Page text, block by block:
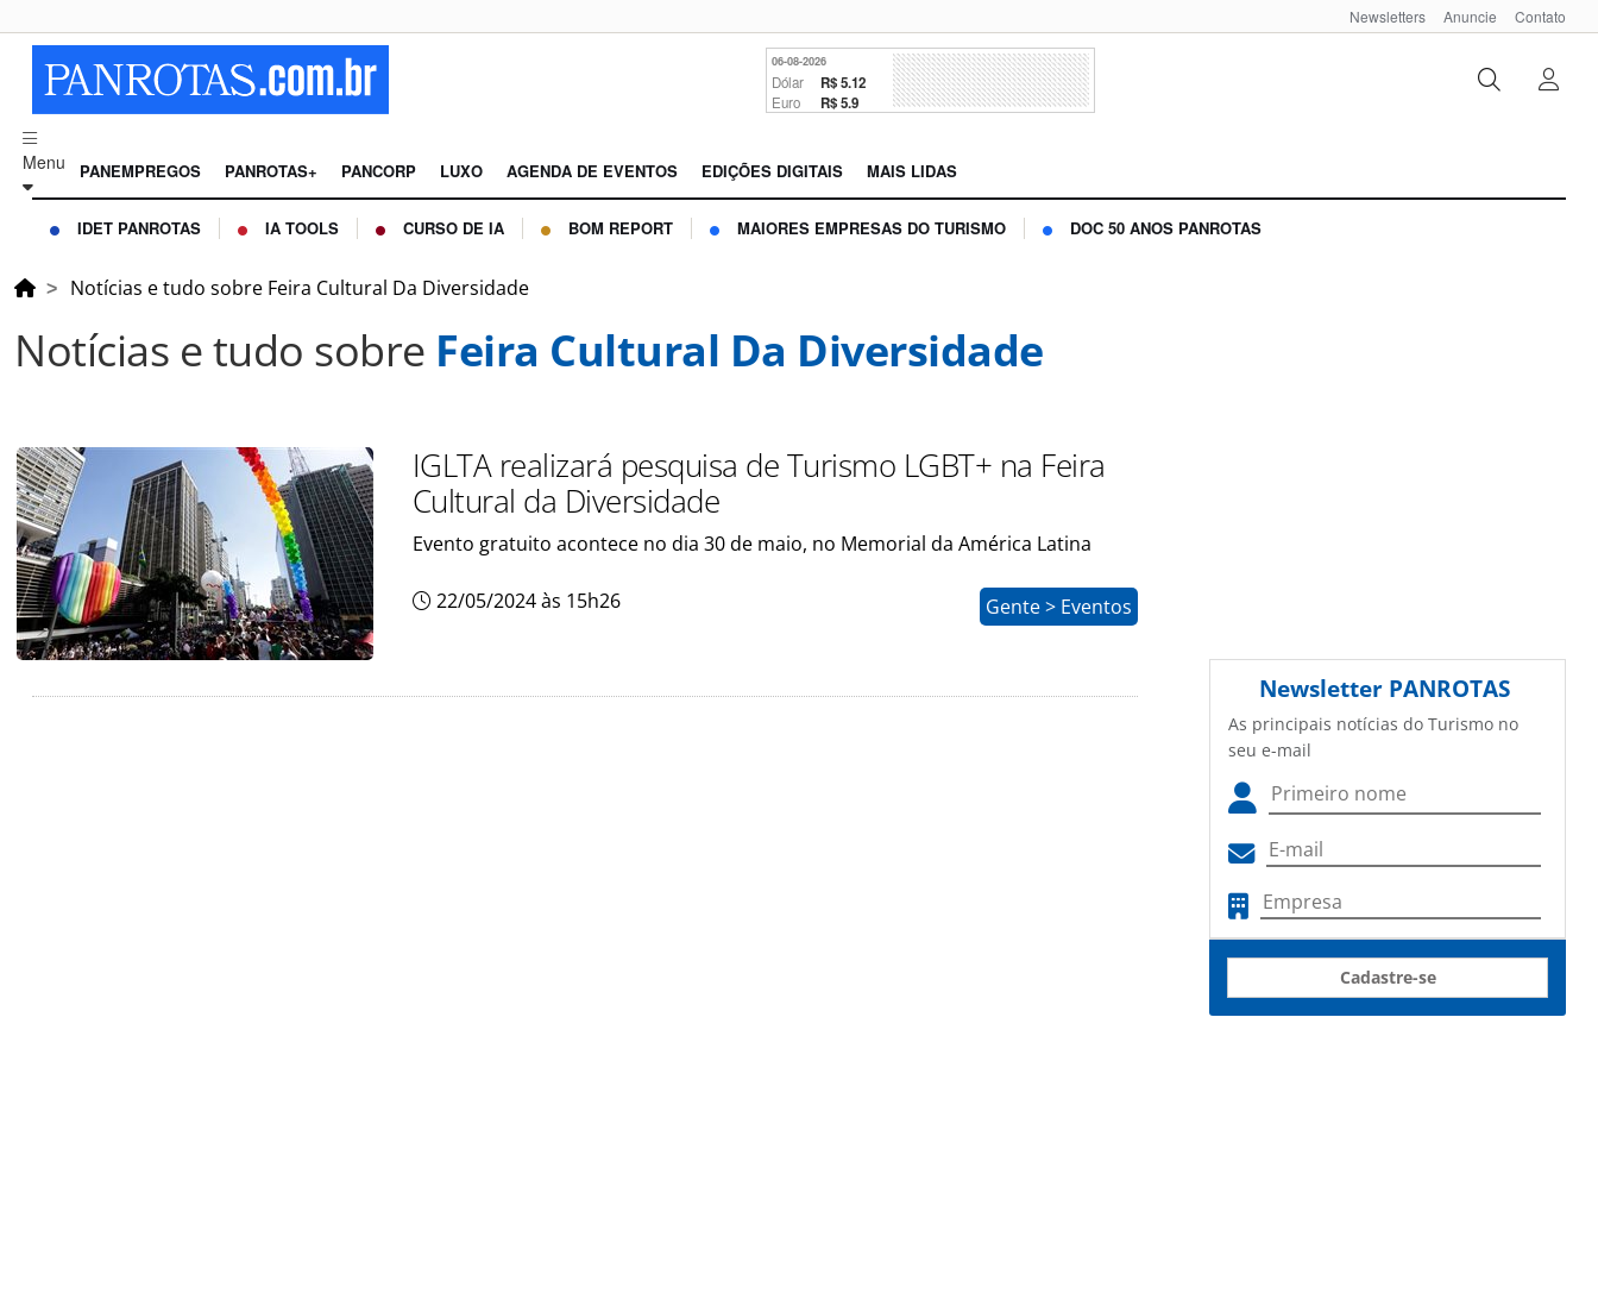
Newsletters Anuncie Contato
06-08-2026
Dólar R$ 5.12
Euro R$ 5.9
Menu PANEMPREGOS PANROTAS+ PANCORP LUXO AGENDA DE EVENTOS EDIÇÕES DIGITAIS MAIS LIDAS
IDET PANROTAS IA TOOLS CURSO DE IA BOM REPORT MAIORES EMPRESAS DO TURISMO DOC 50 ANOS PANROTAS
Notícias e tudo sobre Feira Cultural Da Diversidade
Notícias e tudo sobre Feira Cultural Da Diversidade
IGLTA realizará pesquisa de Turismo LGBT+ na Feira
Cultural da Diversidade
Evento gratuito acontece no dia 30 de maio, no Memorial da América Latina
22/05/2024 às 15h26 Gente > Eventos
Newsletter PANROTAS
As principais notícias do Turismo no
seu e-mail
Cadastre-se